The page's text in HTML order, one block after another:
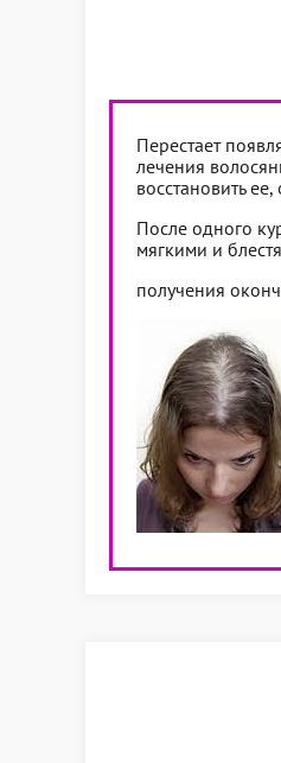
Перестает
лечения
восстановить
После одного
мягкими и
получения